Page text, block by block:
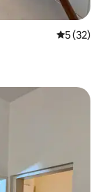
საშუალო
5 (32)